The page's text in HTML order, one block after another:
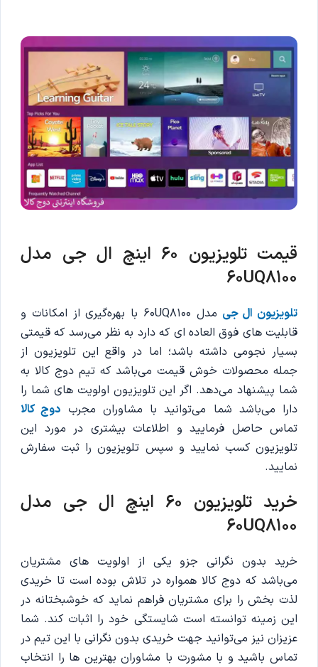
قیمت تلویزیون 60 اینچ ال جی مدل
60UQ8100
تلویزیون ال جی
مدل 60UQ8100 با بهره‌گیری از امکانات و
قابلیت های فوق العاده ای که دارد به نظر می‌رسد که قیمتی
بسیار نجومی داشته باشد؛ اما در واقع این تلویزیون از
جمله محصولات خوش قیمت می‌باشد که تیم دوج کالا به
شما پیشنهاد می‌دهد. اگر این تلویزیون اولویت های شما را
دارا می‌باشد شما می‌توانید با مشاوران مجرب دوج کالا
تماس حاصل فرمایید و اطلاعات بیشتری در مورد این
تلویزیون کسب نمایید و سپس تلویزیون را ثبت سفارش
نمایید.
خرید تلویزیون 60 اینچ ال جی مدل
60UQ8100
خرید بدون نگرانی جزو یکی از اولویت های مشتریان
می‌باشد که دوج کالا همواره در تلاش بوده است تا خریدی
لذت بخش را برای مشتریان فراهم نماید که خوشبختانه در
این زمینه توانسته است شایستگی خود را اثبات کند. شما
عزیزان نیز می‌توانید جهت خریدی بدون نگرانی با این تیم در
تماس باشید و با مشورت با مشاوران بهترین ها را انتخاب